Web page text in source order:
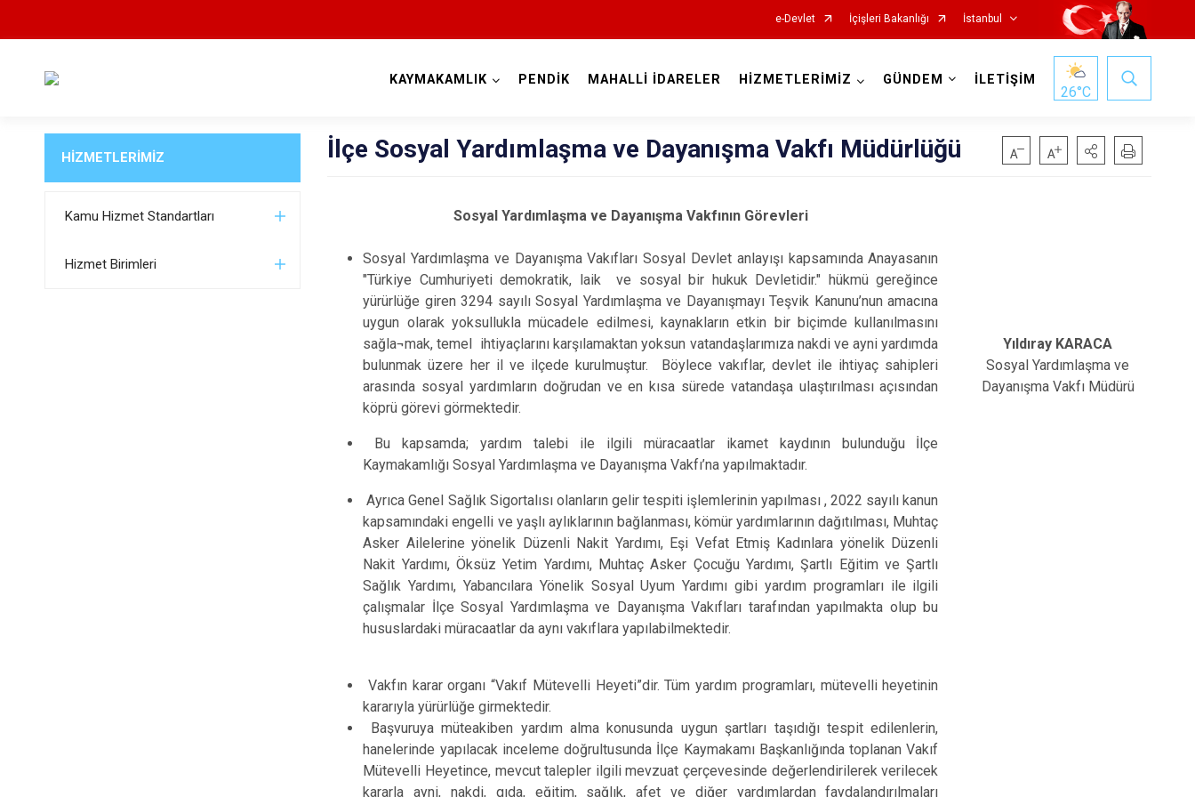
e-Devlet İçişleri Bakanlığı İstanbul
Avcılar
Bağcılar
Bahçelievler
Bakırköy
Bayrampaşa
Beşiktaş
Büyükçekmece
Çatalca
Esenler
Eyüpsultan
Güngören
Kadıköy
Kağıthane
Kartal
Küçükçekmece
Şile
Silivri
Şişli
Arnavutköy
Ataşehir
Başakşehir
KAYMAKAMLIK PENDİK MAHALLİ İDARELER HİZMETLERİMİZ GÜNDEM İLETİŞİM
26°C
HİZMETLERİMİZ
Kamu Hizmet Standartları
Hizmet Birimleri
İlçe Sosyal Yardımlaşma ve Dayanışma Vakfı Müdürlüğü
Sosyal Yardımlaşma ve Dayanışma Vakfının Görevleri
Sosyal Yardımlaşma ve Dayanışma Vakıfları Sosyal Devlet anlayışı kapsamında Anayasanın
"Türkiye Cumhuriyeti demokratik, laik ve sosyal bir hukuk Devletidir." hükmü gereğince
yürürlüğe giren 3294 sayılı Sosyal Yardımlaşma ve Dayanışmayı Teşvik Kanunu’nun amacına
uygun olarak yoksullukla mücadele edilmesi, kaynakların etkin bir biçimde kullanılmasını
sağla¬mak, temel ihtiyaçlarını karşılamaktan yoksun vatandaşlarımıza nakdi ve ayni yardımda
bulunmak üzere her il ve ilçede kurulmuştur. Böylece vakıflar, devlet ile ihtiyaç sahipleri
arasında sosyal yardımların doğrudan ve en kısa sürede vatandaşa ulaştırılması açısından
köprü görevi görmektedir.
Bu kapsamda; yardım talebi ile ilgili müracaatlar ikamet kaydının bulunduğu İlçe
Kaymakamlığı Sosyal Yardımlaşma ve Dayanışma Vakfı’na yapılmaktadır.
Ayrıca Genel Sağlık Sigortalısı olanların gelir tespiti işlemlerinin yapılması , 2022 sayılı kanun
kapsamındaki engelli ve yaşlı aylıklarının bağlanması, kömür yardımlarının dağıtılması, Muhtaç
Asker Ailelerine yönelik Düzenli Nakit Yardımı, Eşi Vefat Etmiş Kadınlara yönelik Düzenli
Nakit Yardımı, Öksüz Yetim Yardımı, Muhtaç Asker Çocuğu Yardımı, Şartlı Eğitim ve Şartlı
Sağlık Yardımı, Yabancılara Yönelik Sosyal Uyum Yardımı gibi yardım programları ile ilgili
çalışmalar İlçe Sosyal Yardımlaşma ve Dayanışma Vakıfları tarafından yapılmakta olup bu
hususlardaki müracaatlar da aynı vakıflara yapılabilmektedir.
Vakfın karar organı “Vakıf Mütevelli Heyeti”dir. Tüm yardım programları, mütevelli heyetinin
kararıyla yürürlüğe girmektedir.
Başvuruya müteakiben yardım alma konusunda uygun şartları taşıdığı tespit edilenlerin,
hanelerinde yapılacak inceleme doğrultusunda İlçe Kaymakamı Başkanlığında toplanan Vakıf
Mütevelli Heyetince, mevcut talepler ilgili mevzuat çerçevesinde değerlendirilerek verilecek
kararla ayni, nakdi, gıda, eğitim, sağlık, afet ve diğer yardımlardan faydalandırılmaları
Yıldıray KARACA
Sosyal Yardımlaşma ve
Dayanışma Vakfı Müdürü